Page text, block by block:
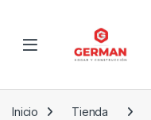
Inicio Tienda